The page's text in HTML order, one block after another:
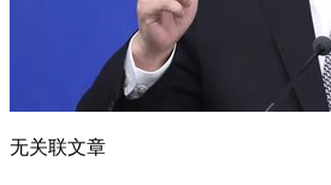
无关联文章